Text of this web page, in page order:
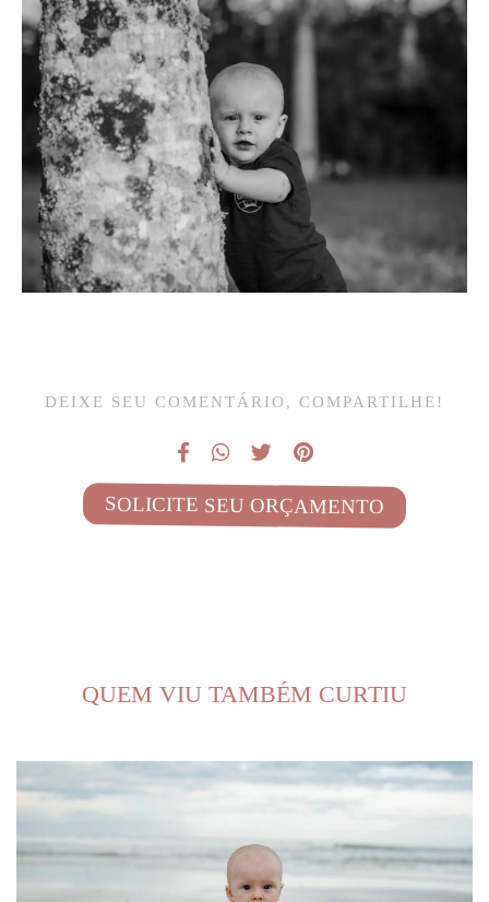
DEIXE SEU COMENTÁRIO, COMPARTILHE!
SOLICITE SEU ORÇAMENTO
QUEM VIU TAMBÉM CURTIU